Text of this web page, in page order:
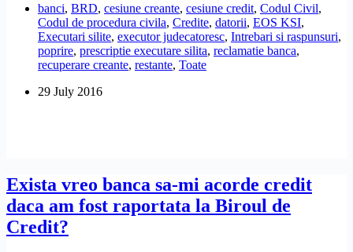
BRD
este
neachitat
din
2010,
acum
infiintarea
popririi.
Nu
banci, BRD, cesiune creante, cesiune credit, Codul Civil,
Codul de procedura civila, Credite, datorii, EOS KSI,
Executari silite, executor judecatoresc, Intrebari si raspunsuri,
poprire, prescriptie executare silita, reclamatie banca,
recuperare creante, restante, Toate
29 July 2016
Exista vreo banca sa-mi acorde credit
daca am fost raportata la Biroul de
Credit?